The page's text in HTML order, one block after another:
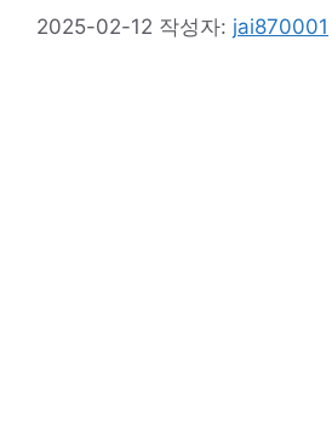
2025-02-12 작성자: jai870001